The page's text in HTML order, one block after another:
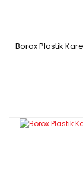
Borox Plastik